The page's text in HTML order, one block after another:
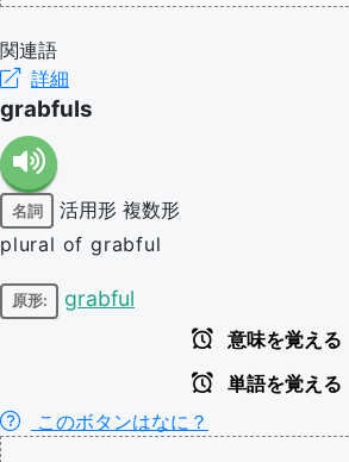
関連語
詳細
grabfuls
名詞 活用形 複数形
plural of grabful
原形: grabful
意味を覚える
単語を覚える
このボタンはなに？